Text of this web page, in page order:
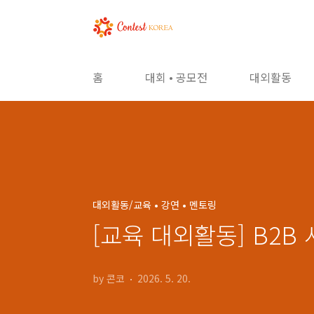
홈 대회 • 공모전 대외활동
대외활동/교육 • 강연 • 멘토링
[교육 대외활동] B2B
by 콘코 2026. 5. 20.